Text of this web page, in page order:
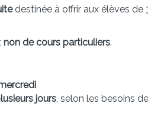
destinée à offrir aux élèves de
non de cours particuliers.
jours, selon les besoins